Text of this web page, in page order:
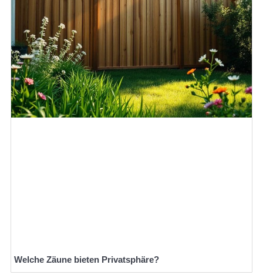
Welche Zäune bieten Privatsphäre?